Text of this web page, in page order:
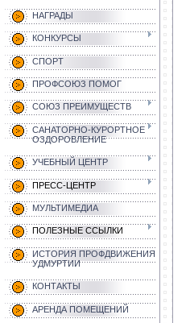
НАГРАДЫ
КОНКУРСЫ
СПОРТ
ПРОФСОЮЗ ПОМОГ
СОЮЗ ПРЕИМУЩЕСТВ
САНАТОРНО-КУРОРТНОЕ
ОЗДОРОВЛЕНИЕ
УЧЕБНЫЙ ЦЕНТР
ПРЕСС-ЦЕНТР
МУЛЬТИМЕДИА
ПОЛЕЗНЫЕ ССЫЛКИ
ИСТОРИЯ ПРОФДВИЖЕНИЯ
УДМУРТИИ
КОНТАКТЫ
АРЕНДА ПОМЕЩЕНИЙ